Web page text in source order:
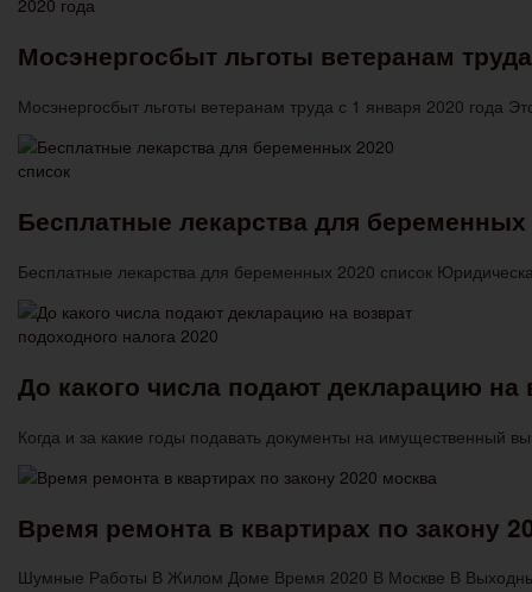
Мосэнергосбыт льготы ветеранам
Мосэнергосбыт льготы ветеранам труда с 1 января 2020 года
Бесплатные лекарства для беременных
Бесплатные лекарства для беременных 2020 список
До какого числа подают декларацию на
Когда и за какие годы подавать документы на имущественный
Время ремонта в квартирах по закону
Шумные Работы В Жилом Доме Время 2020 В Москве В